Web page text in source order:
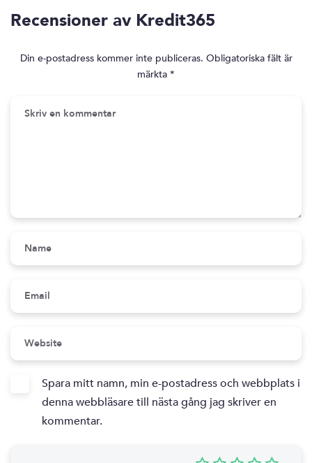
Recensioner av Kredit365
Din e-postadress kommer inte publiceras. Obligatoriska fält är
märkta *
Spara mitt namn, min e-postadress och webbplats i
denna webbläsare till nästa gång jag skriver en
kommentar.